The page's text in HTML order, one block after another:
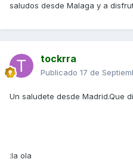
saludos desde Malaga y a
tockrra
Publicado 17 de
Un saludete desde Madrid.Que
:la ola